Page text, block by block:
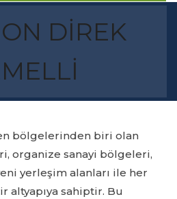
DİREK
bölgelerinden biri olan
organize sanayi bölgeleri,
yerleşim alanları ile her
altyapıya sahiptir. Bu